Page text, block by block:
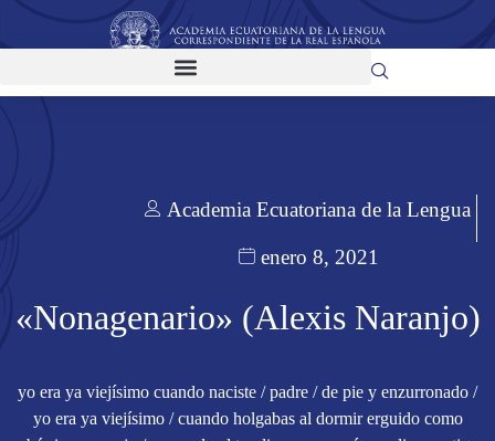
Academia Ecuatoriana de la Lengua
enero 8, 2021
«Nonagenario» (Alexis Naranjo)
yo era ya viejísimo cuando naciste / padre / de pie y enzurronado /
yo era ya viejísimo / cuando holgabas al dormir erguido como